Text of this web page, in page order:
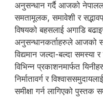
अनुसन्धान गर्दै आजको
समतामूलक, समावेशी र
विषयको बहसलाई अगाडि
अनुसन्धानकर्ताहरुले आजको
विद्यमान जल्दा-बल्दा समस्या
विभिन्न प्रकाशनमार्फत
निर्मातावर्ग र
समीक्षा गर्न लागिएको पुस्तक